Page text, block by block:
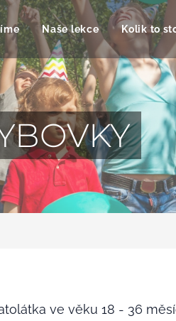
Naše lekce Kolik to
ve věku 18 - 36